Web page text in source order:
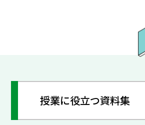
授業に役立つ資料集